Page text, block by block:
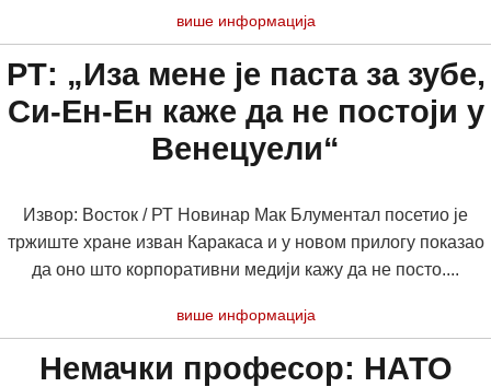
више информација
РТ: „Иза мене је паста за зубе,
Си-Ен-Ен каже да не постоји у
Венецуели“
Извор: Восток / РТ Новинар Мак Блументал посетио је
тржиште хране изван Каракаса и у новом прилогу показао
да оно што корпоративни медији кажу да не посто....
више информација
Немачки професор: НАТО